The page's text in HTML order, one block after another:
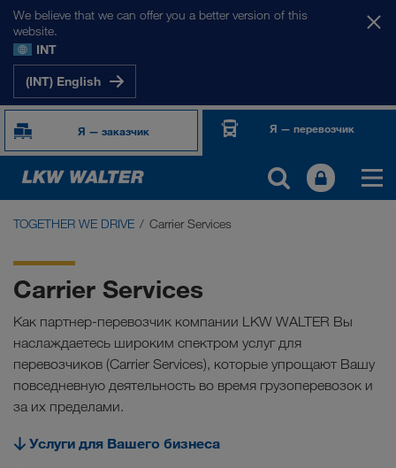
We believe that we can offer you a better version of this
website.
INT
(INT) English
Я — заказчик Я — перевозчик
TOGETHER WE DRIVE
WE LOAD
WE GROW
WE CARE
Carrier Services
Onboarding
TOGETHER WE DRIVE Carrier Services
Carrier Services
Как партнер-перевозчик компании LKW WALTER Вы
наслаждаетесь широким спектром услуг для
перевозчиков (Carrier Services), которые упрощают Вашу
повседневную деятельность во время грузоперевозок и
за их пределами.
Услуги для Вашего бизнеса